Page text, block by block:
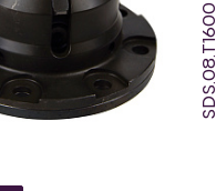
SDS.08.T1600